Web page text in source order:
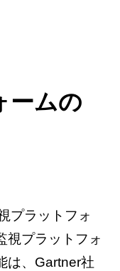
ームの
プラットフォ
視プラットフォ
は、Gartner社